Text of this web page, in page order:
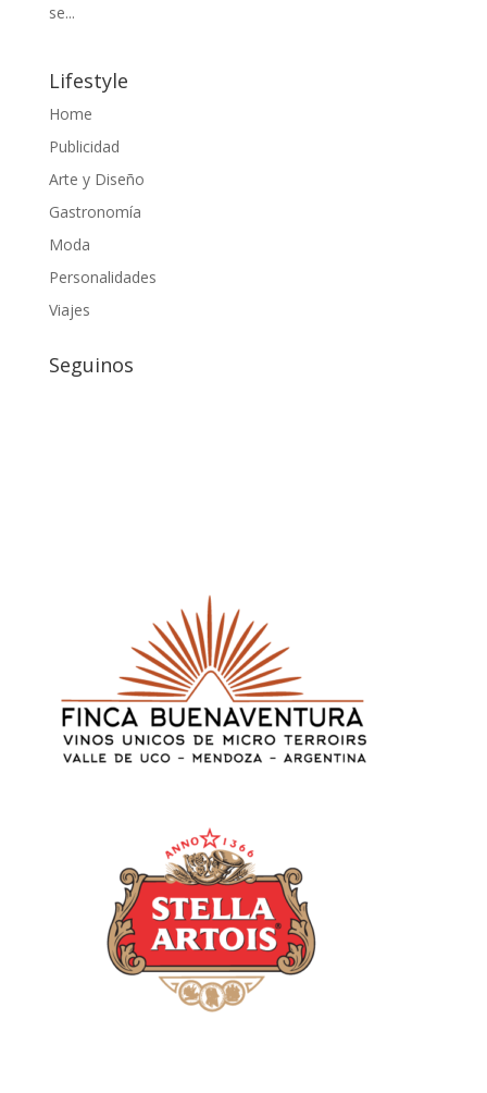
se...
Lifestyle
Home
Publicidad
Arte y Diseño
Gastronomía
Moda
Personalidades
Viajes
Seguinos